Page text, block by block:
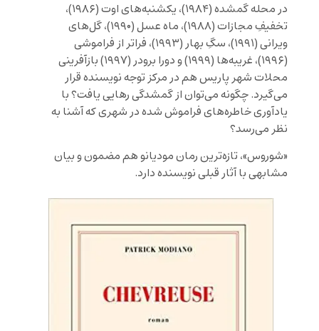
در محله گمشده (۱۹۸۴)، یکشنبه‌های اوت (۱۹۸۶)،
تخفیفِ مجازات (۱۹۸۸)، ماه عسل (۱۹۹۰)، گل‌های
ویرانی (۱۹۹۱)، سگِ بهار (۱۹۹۳)، فرا‌تر از فراموشی
(۱۹۹۶)، غریبه‌ها (۱۹۹۹) و دورا برودر (۱۹۹۷) بازآفرینی
محلات شهر پاریس هم در مرکز توجه نویسنده قرار
می‌گیرد. چگونه می‌توان از گمشدگی رهایی یافت؟ با
یادآوری خاطره‌های فراموش شده در شهری که آشنا به
نظر می‌رسد؟
«شوروس»، تازه‌ترین رمان مودیانو هم مضمون و بیان
مشابهی با آثار قبلی نویسنده دارد.